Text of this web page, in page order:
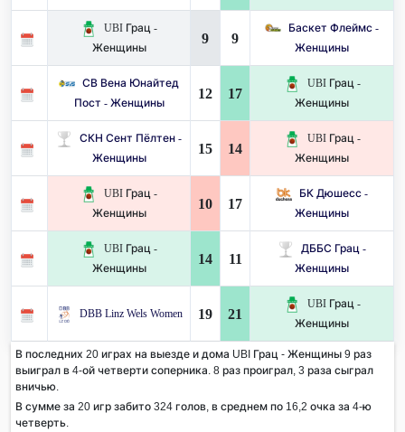
UBI Грац -
Женщины
9 9
Баскет Флеймс -
Женщины
СВ Вена Юнайтед
Пост - Женщины
12 17
UBI Грац -
Женщины
СКН Сент Пёлтен -
Женщины
15 14
UBI Грац -
Женщины
UBI Грац -
Женщины
10 17
БК Дюшесс -
Женщины
UBI Грац -
Женщины
14 11
ДББС Грац -
Женщины
DBB Linz Wels Women 19 21
UBI Грац -
Женщины
В последних 20 играх на выезде и дома UBI Грац - Женщины 9 раз
выиграл в 4-ой четверти соперника. 8 раз проиграл, 3 раза сыграл
вничью.
В сумме за 20 игр забито 324 голов, в среднем по 16,2 очка за 4-ю
четверть.